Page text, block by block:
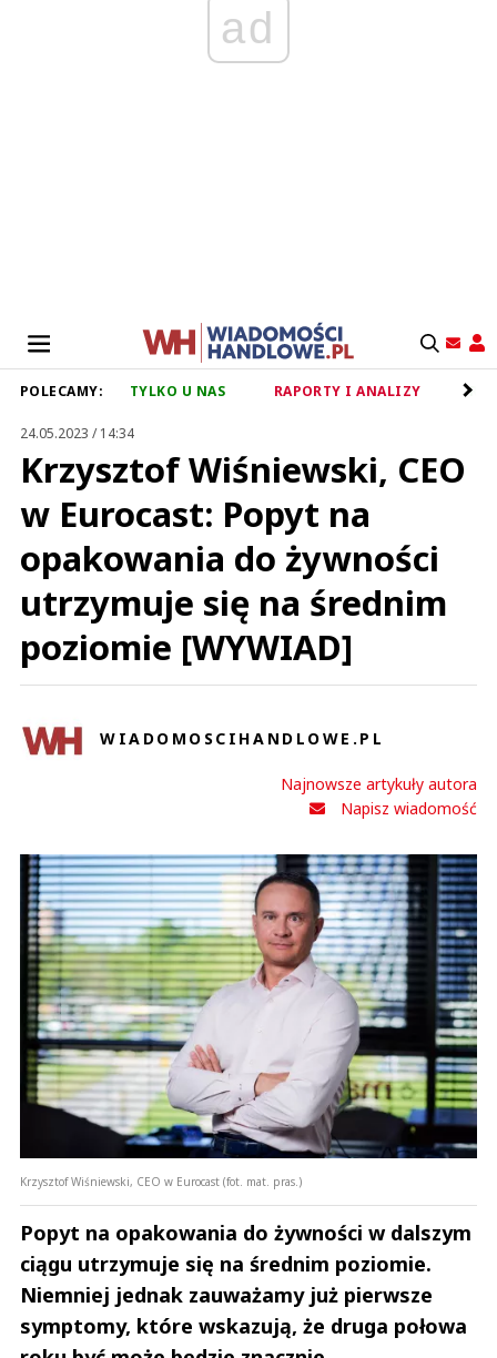
ad
POLECAMY: TYLKO U NAS RAPORTY I ANALIZY
24.05.2023 / 14:34
Krzysztof Wiśniewski, CEO
w Eurocast: Popyt na
opakowania do żywności
utrzymuje się na średnim
poziomie [WYWIAD]
WIADOMOSCIHANDLOWE.PL
Najnowsze artykuły autora
Napisz wiadomość
Krzysztof Wiśniewski, CEO w Eurocast (fot. mat. pras.)
Popyt na opakowania do żywności w dalszym
ciągu utrzymuje się na średnim poziomie.
Niemniej jednak zauważamy już pierwsze
symptomy, które wskazują, że druga połowa